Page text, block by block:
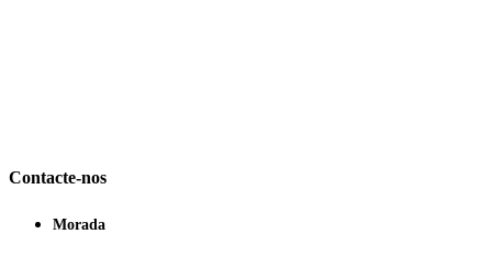
Contacte-nos
Morada